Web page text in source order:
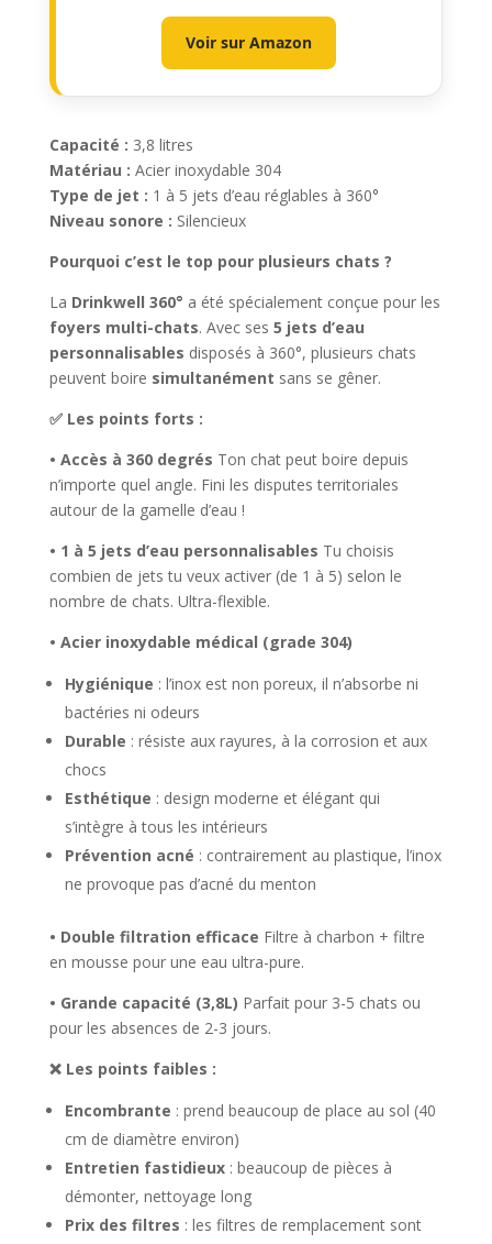
Voir sur Amazon
Capacité : 3,8 litres
Matériau : Acier inoxydable 304
Type de jet : 1 à 5 jets d’eau réglables à 360°
Niveau sonore : Silencieux
Pourquoi c’est le top pour plusieurs chats ?
La Drinkwell 360° a été spécialement conçue pour les
foyers multi-chats. Avec ses 5 jets d’eau
personnalisables disposés à 360°, plusieurs chats
peuvent boire simultanément sans se gêner.
✅ Les points forts :
• Accès à 360 degrés Ton chat peut boire depuis
n’importe quel angle. Fini les disputes territoriales
autour de la gamelle d’eau !
• 1 à 5 jets d’eau personnalisables Tu choisis
combien de jets tu veux activer (de 1 à 5) selon le
nombre de chats. Ultra-flexible.
• Acier inoxydable médical (grade 304)
Hygiénique : l’inox est non poreux, il n’absorbe ni
bactéries ni odeurs
Durable : résiste aux rayures, à la corrosion et aux
chocs
Esthétique : design moderne et élégant qui
s’intègre à tous les intérieurs
Prévention acné : contrairement au plastique, l’inox
ne provoque pas d’acné du menton
• Double filtration efficace Filtre à charbon + filtre
en mousse pour une eau ultra-pure.
• Grande capacité (3,8L) Parfait pour 3-5 chats ou
pour les absences de 2-3 jours.
❌ Les points faibles :
Encombrante : prend beaucoup de place au sol (40
cm de diamètre environ)
Entretien fastidieux: beaucoup de pièces à
démonter, nettoyage long
Prix des filtres : les filtres de remplacement sont